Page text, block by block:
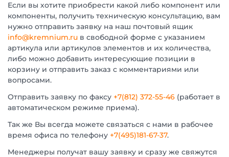
Если вы хотите приобрести какой либо компонент или
компоненты, получить техническую консультацию, вам
нужно отправить заявку на наш почтовый ящик
info@kremnium.ru в свободной форме с указанием
артикула или артикулов элементов и их количества,
либо можно добавить интересующие позиции в
корзину и отправить заказ с комментариями или
вопросами.
Отправить заявку по факсу +7(812) 372-55-46 (работает в
автоматическом режиме приема).
Так же Вы всегда можете связаться с нами в рабочее
время офиса по телефону +7(495)181-67-37.
Менеджеры получат вашу заявку и сразу же свяжутся